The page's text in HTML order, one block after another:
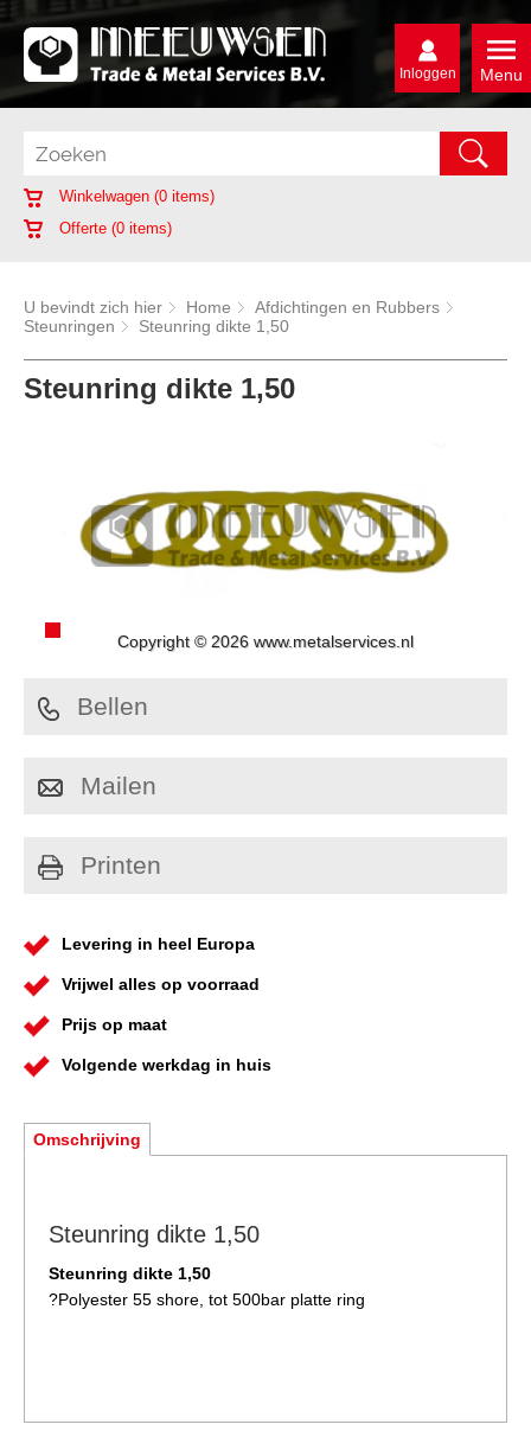
Menu
Inloggen
Winkelwagen (0 items)
Offerte (0 items)
U bevindt zich hier Home
Afdichtingen en Rubbers
Steunringen
Steunring dikte 1,50
Steunring dikte 1,50
Copyright © 2026 www.metalservices.nl
Bellen
Mailen
Printen
Levering in heel Europa
Vrijwel alles op voorraad
Prijs op maat
Volgende werkdag in huis
Omschrijving
Steunring dikte 1,50
Steunring dikte 1,50
?Polyester 55 shore, tot 500bar platte ring